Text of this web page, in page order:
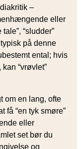
–
eller
“sludder”
på denne
ental; hvis
“vrøvlet”
om en lang, ofte
få “en tyk smøre”
eller
set bør du
og